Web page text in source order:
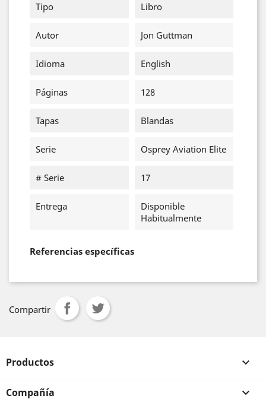
Tipo
Libro
Autor Jon Guttman
Idioma English
Páginas 128
Tapas Blandas
Serie Osprey Aviation Elite
# Serie 17
Entrega
Disponible
Habitualmente
Referencias específicas
Compartir
Productos 
Compañía 